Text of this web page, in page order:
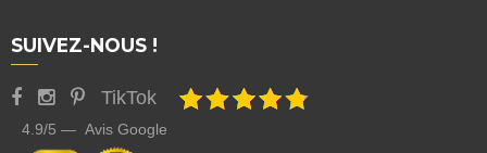
SUIVEZ-NOUS !
TikTok
4.9/5 — Avis Google